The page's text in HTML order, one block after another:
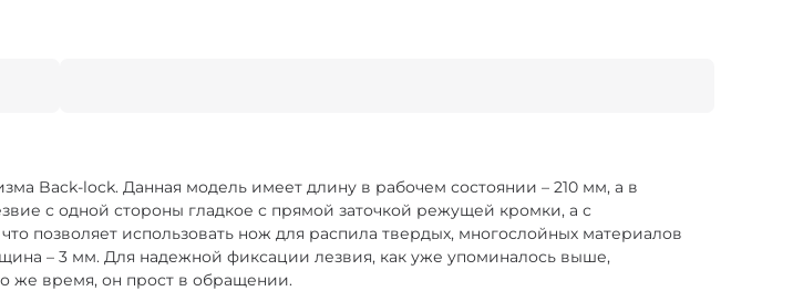
Back-lock. Данная модель имеет длину в рабочем состоянии – 210 мм, а в
с одной стороны гладкое с прямой заточкой режущей кромки, а с
позволяет использовать нож для распила твердых, многослойных материалов
– 3 мм. Для надежной фиксации лезвия, как уже упоминалось выше,
же время, он прост в обращении.